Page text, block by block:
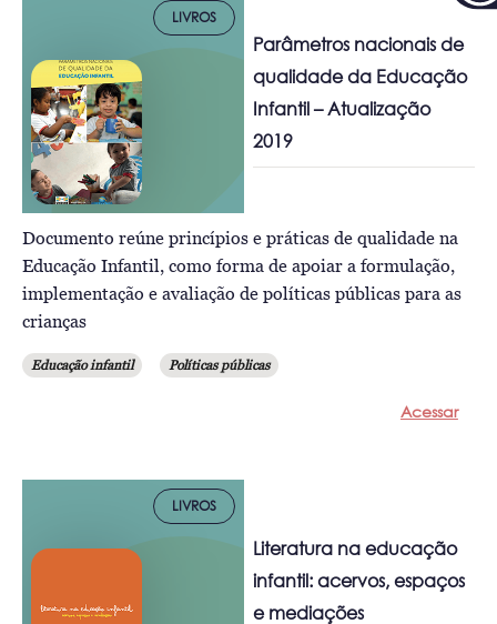
LIVROS
Parâmetros nacionais de
qualidade da Educação
Infantil – Atualização
2019
Documento reúne princípios e práticas de qualidade na
Educação Infantil, como forma de apoiar a formulação,
implementação e avaliação de políticas públicas para as
crianças
Educação infantil Políticas públicas
Acessar
LIVROS
Literatura na educação
infantil: acervos, espaços
e mediações